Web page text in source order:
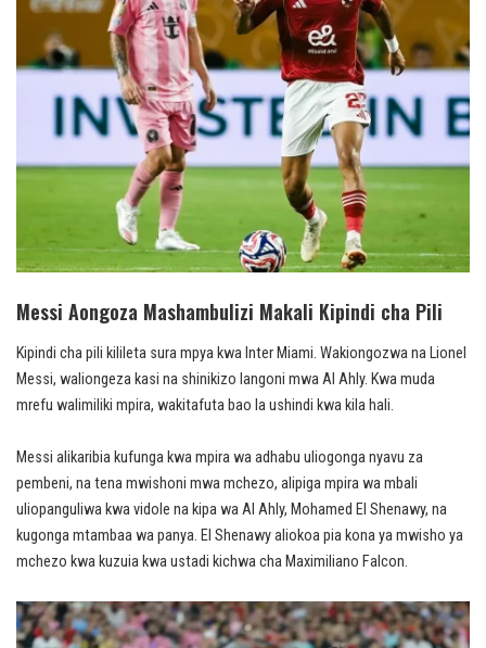
Messi Aongoza Mashambulizi Makali Kipindi cha Pili
Kipindi cha pili kilileta sura mpya kwa Inter Miami. Wakiongozwa na Lionel
Messi, waliongeza kasi na shinikizo langoni mwa Al Ahly. Kwa muda
mrefu walimiliki mpira, wakitafuta bao la ushindi kwa kila hali.
Messi alikaribia kufunga kwa mpira wa adhabu uliogonga nyavu za
pembeni, na tena mwishoni mwa mchezo, alipiga mpira wa mbali
uliopanguliwa kwa vidole na kipa wa Al Ahly, Mohamed El Shenawy, na
kugonga mtambaa wa panya. El Shenawy aliokoa pia kona ya mwisho ya
mchezo kwa kuzuia kwa ustadi kichwa cha Maximiliano Falcon.